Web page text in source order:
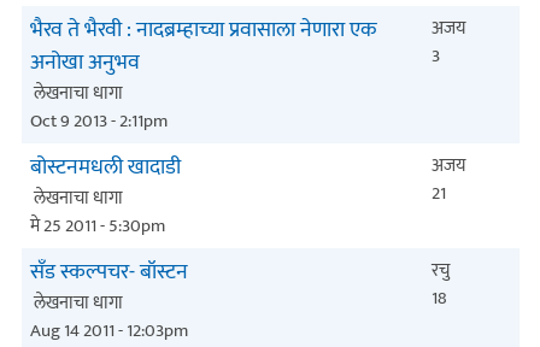
भैरव ते भैरवी : नादब्रम्हाच्या प्रवासाला नेणारा एक
अनोखा अनुभव
लेखनाचा धागा
Oct 9 2013 - 2:11pm
अजय
3
बोस्टनमधली खादाडी
लेखनाचा धागा
मे 25 2011 - 5:30pm
अजय
21
सँड स्कल्पचर- बॉस्टन
लेखनाचा धागा
Aug 14 2011 - 12:03pm
रचु
18